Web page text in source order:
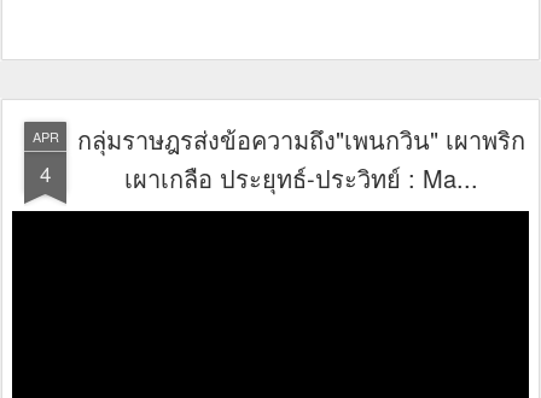
APR
4
กลุ่มราษฎรส่งข้อความถึง"เพนกวิน" เผาพริก
เผาเกลือ ประยุทธ์-ประวิทย์ : Ma...